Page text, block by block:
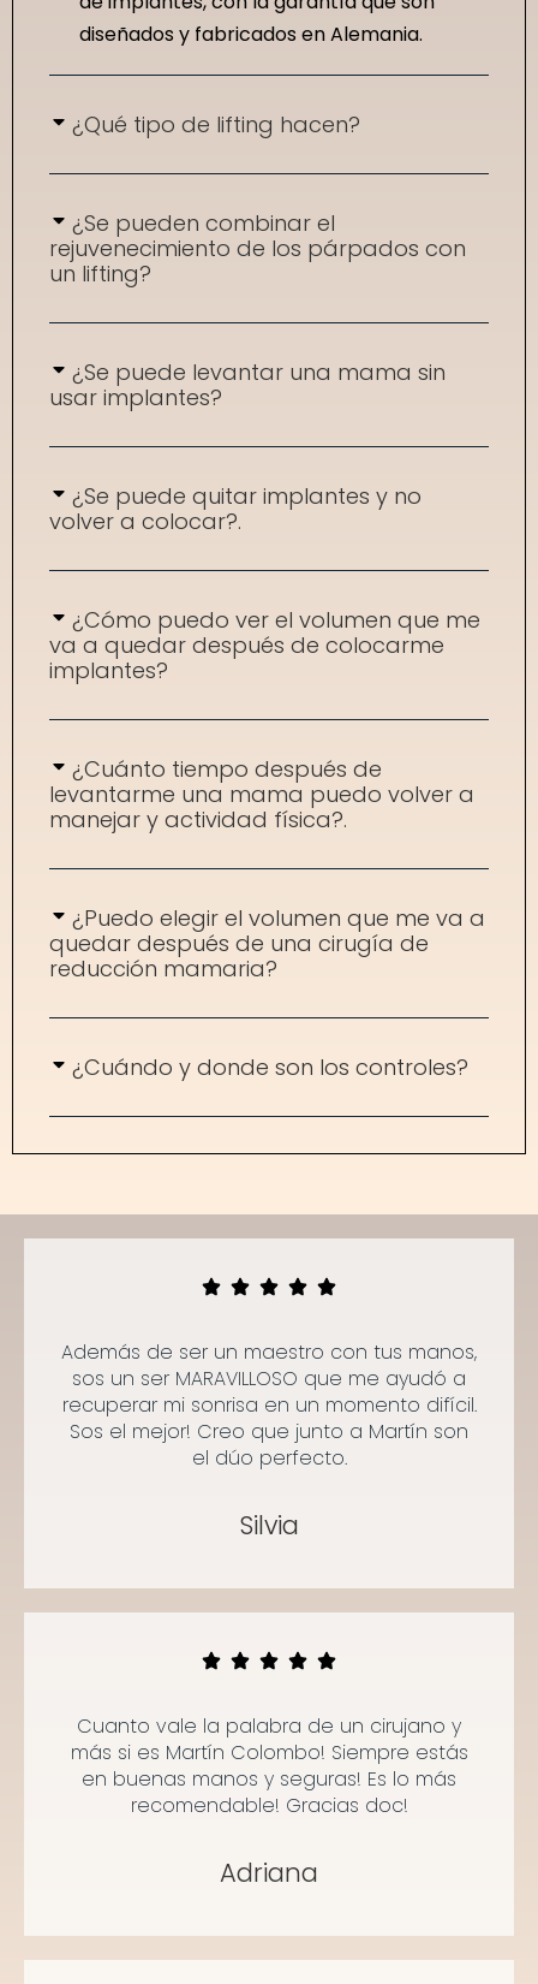
diseñados y fabricados en Alemania.
¿Qué tipo de lifting hacen?
¿Se pueden combinar el
rejuvenecimiento de los párpados con
un lifting?
¿Se puede levantar una mama sin
usar implantes?
¿Se puede quitar implantes y no
volver a colocar?.
¿Cómo puedo ver el volumen que me
va a quedar después de colocarme
implantes?
¿Cuánto tiempo después de
levantarme una mama puedo volver a
manejar y actividad física?.
¿Puedo elegir el volumen que me va a
quedar después de una cirugía de
reducción mamaria?
¿Cuándo y donde son los controles?
Además de ser un maestro con tus manos,
sos un ser MARAVILLOSO que me ayudó a
recuperar mi sonrisa en un momento difícil.
Sos el mejor! Creo que junto a Martín son
el dúo perfecto.
Silvia
Cuanto vale la palabra de un cirujano y
más si es Martín Colombo! Siempre estás
en buenas manos y seguras! Es lo más
recomendable! Gracias doc!
Adriana